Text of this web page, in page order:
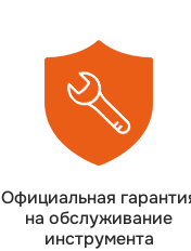
Официальная
на обслуживание
инструмента